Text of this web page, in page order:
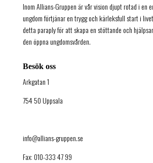
Inom Allians-Gruppen är vår vision djupt rotad i en
ungdom förtjänar en trygg och kärleksfull start i
detta paraply för att skapa en stöttande och
den öppna ungdomsvården.
Besök oss
Arkgatan 1
754 50 Uppsala
info@allians-gruppen.se
Fax: 010-333 47 99